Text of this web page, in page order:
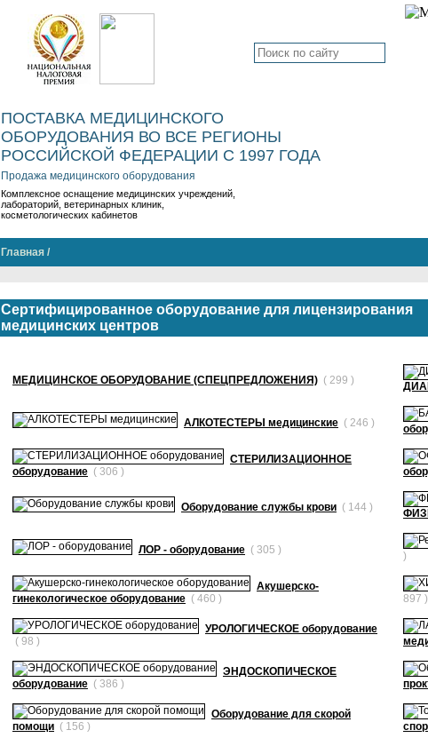
ПОСТАВКА МЕДИЦИНСКОГО
ОБОРУДОВАНИЯ ВО ВСЕ РЕГИОНЫ
РОССИЙСКОЙ ФЕДЕРАЦИИ С 1997 ГОДА
Продажа медицинского оборудования
Комплексное оснащение медицинских учреждений,
лабораторий, ветеринарных клиник,
косметологических кабинетов
Главная /
Сертифицированное оборудование для лицензирования
медицинских центров
МЕДИЦИНСКОЕ ОБОРУДОВАНИЕ (СПЕЦПРЕДЛОЖЕНИЯ) ( 299 )
АЛКОТЕСТЕРЫ медицинские ( 246 )
СТЕРИЛИЗАЦИОННОЕ
оборудование ( 306 )
Оборудование службы крови ( 144 )
ЛОР - оборудование ( 305 )
)
Акушерско-
гинекологическое оборудование ( 460 )
897 )
УРОЛОГИЧЕСКОЕ оборудование
( 98 )
ЭНДОСКОПИЧЕСКОЕ
оборудование ( 386 )
Оборудование для скорой
помощи ( 156 )